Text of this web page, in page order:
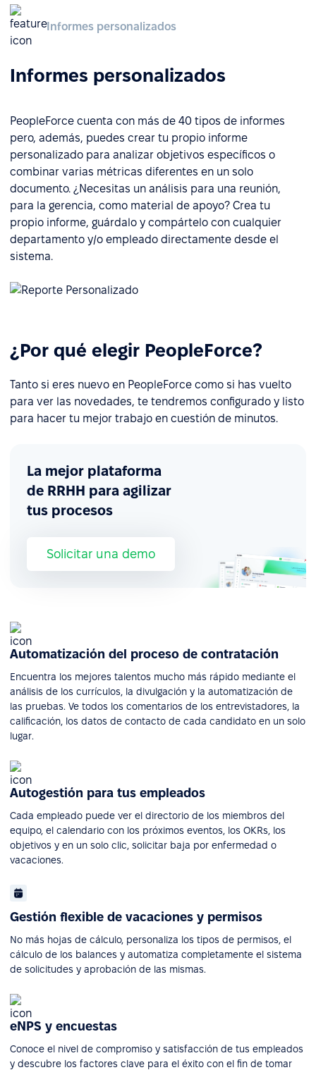
Informes personalizados
Informes personalizados
PeopleForce cuenta con más de 40 tipos de informes
pero, además, puedes crear tu propio informe
personalizado para analizar objetivos específicos o
combinar varias métricas diferentes en un solo
documento. ¿Necesitas un análisis para una reunión,
para la gerencia, como material de apoyo? Crea tu
propio informe, guárdalo y compártelo con cualquier
departamento y/o empleado directamente desde el
sistema.
¿Por qué elegir PeopleForce?
Tanto si eres nuevo en PeopleForce como si has vuelto
para ver las novedades, te tendremos configurado y listo
para hacer tu mejor trabajo en cuestión de minutos.
La mejor plataforma
de RRHH para agilizar
tus procesos
Solicitar una demo
Automatización del proceso de contratación
Encuentra los mejores talentos mucho más rápido mediante el
análisis de los currículos, la divulgación y la automatización de
las pruebas. Ve todos los comentarios de los entrevistadores, la
calificación, los datos de contacto de cada candidato en un solo
lugar.
Autogestión para tus empleados
Cada empleado puede ver el directorio de los miembros del
equipo, el calendario con los próximos eventos, los OKRs, los
objetivos y en un solo clic, solicitar baja por enfermedad o
vacaciones.
Gestión flexible de vacaciones y permisos
No más hojas de cálculo, personaliza los tipos de permisos, el
cálculo de los balances y automatiza completamente el sistema
de solicitudes y aprobación de las mismas.
eNPS y encuestas
Conoce el nivel de compromiso y satisfacción de tus empleados
y descubre los factores clave para el éxito con el fin de tomar